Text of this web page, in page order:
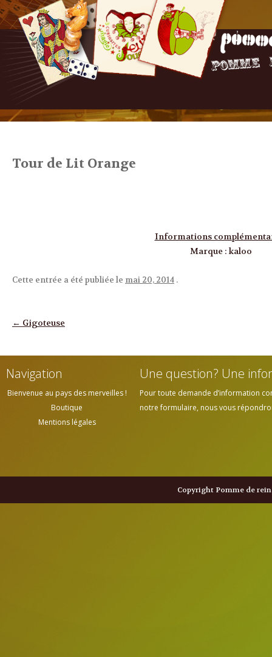
Tour de Lit Orange
Informations
Marque :kaloo
Cette entrée a été publiée le mai 20, 2014 .
Navigation des articles
← Gigoteuse
Navigation
Bienvenue au pays des merveilles !
Boutique
Mentions légales
Une question? Une
Pour toute demande d’information
notre formulaire, nous vous
Copyright Pomme de